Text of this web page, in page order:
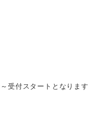
受付スタートとなります